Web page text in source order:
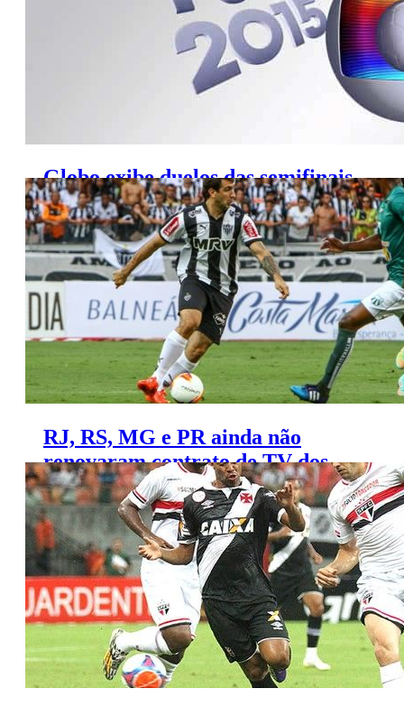
Globo exibe duelos das semifinais
da Copa do Brasil
RJ, RS, MG e PR ainda não
renovaram contrato de TV dos
estaduais